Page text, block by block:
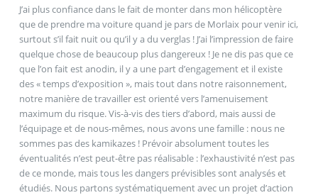
J’ai plus confiance dans le fait de monter dans mon hélicoptère
que de prendre ma voiture quand je pars de Morlaix pour venir ici,
surtout s’il fait nuit ou qu’il y a du verglas ! J’ai l’impression de faire
quelque chose de beaucoup plus dangereux ! Je ne dis pas que ce
que l’on fait est anodin, il y a une part d’engagement et il existe
des « temps d’exposition », mais tout dans notre raisonnement,
notre manière de travailler est orienté vers l’amenuisement
maximum du risque. Vis-à-vis des tiers d’abord, mais aussi de
l’équipage et de nous-mêmes, nous avons une famille : nous ne
sommes pas des kamikazes ! Prévoir absolument toutes les
éventualités n’est peut-être pas réalisable : l’exhaustivité n’est pas
de ce monde, mais tous les dangers prévisibles sont analysés et
étudiés. Nous partons systématiquement avec un projet d’action